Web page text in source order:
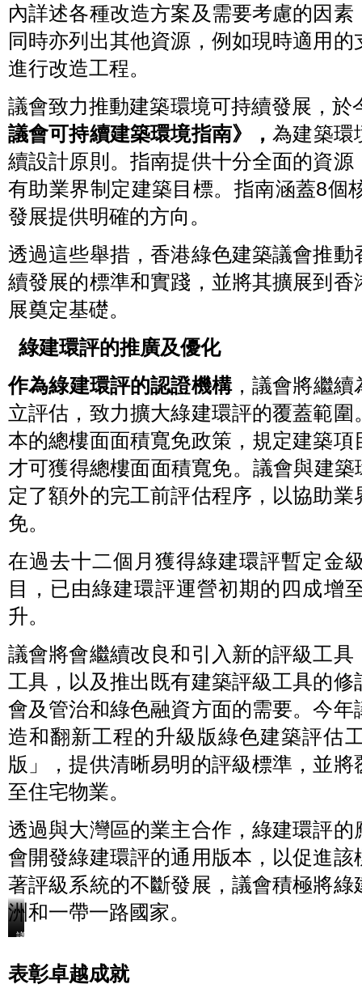
內詳述各種改造方案及需要考慮的因
同時亦列出其他資源，例如現時適用
進行改造工程。
議會致力推動建築環境可持續發展，於
議會可持續建築環境指南》
，為建築環
續設計原則。指南提供十分全面的資
有助業界制定建築目標。指南涵蓋8個
發展提供明確的方向。
透過這些舉措，香港綠色建築議會推
續發展的標準和實踐，並將其擴展到
展奠定基礎。
綠建環評的推廣及優化
作為綠建環評的認證機構，議會將繼續
立評估，致力擴大綠建環評的覆蓋範
本的總樓面面積寬免政策，規定建築
才可獲得總樓面面積寬免。議會與建
定了額外的完工前評估程序，以協助
免。
在過去十二個月獲得綠建環評暫定金
目，已由綠建環評運營初期的四成增
升。
議會將會繼續改良和引入新的評級工
工具，以及推出既有建築評級工具的
會及管治和綠色融資方面的需要。今
造和翻新工程的升級版綠色建築評估
版」，提供清晰易明的評級標準，並
至住宅物業。
透過與大灣區的業主合作，綠建環評
會開發綠建環評的通用版本，以促進
著評級系統的不斷發展，議會積極將
洲和一帶一路國家。
香
綠
色
議
於
2023
議
在
2023
表彰卓越成就